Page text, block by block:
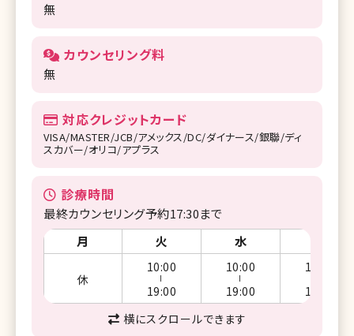
無
カウンセリング料
無
対応クレジットカード
VISA/MASTER/JCB/アメックス/DC/ダイナース/銀聯/ディ
スカバー/オリコ/アプラス
診療時間
最終カウンセリング予約17:30まで
月
火 水
休
10:00
19:00
10:00
19:00
10:00
19:00
横にスクロールできます